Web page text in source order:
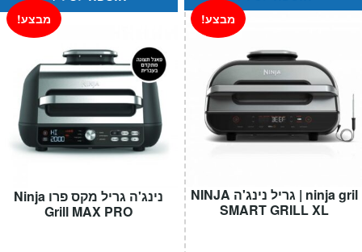
נינג'ה גריל מקס פרו Ninja
Grill MAX PRO
מבצע!
ninja gril | גריל נינג'ה NINJA
SMART GRILL XL
מבצע!